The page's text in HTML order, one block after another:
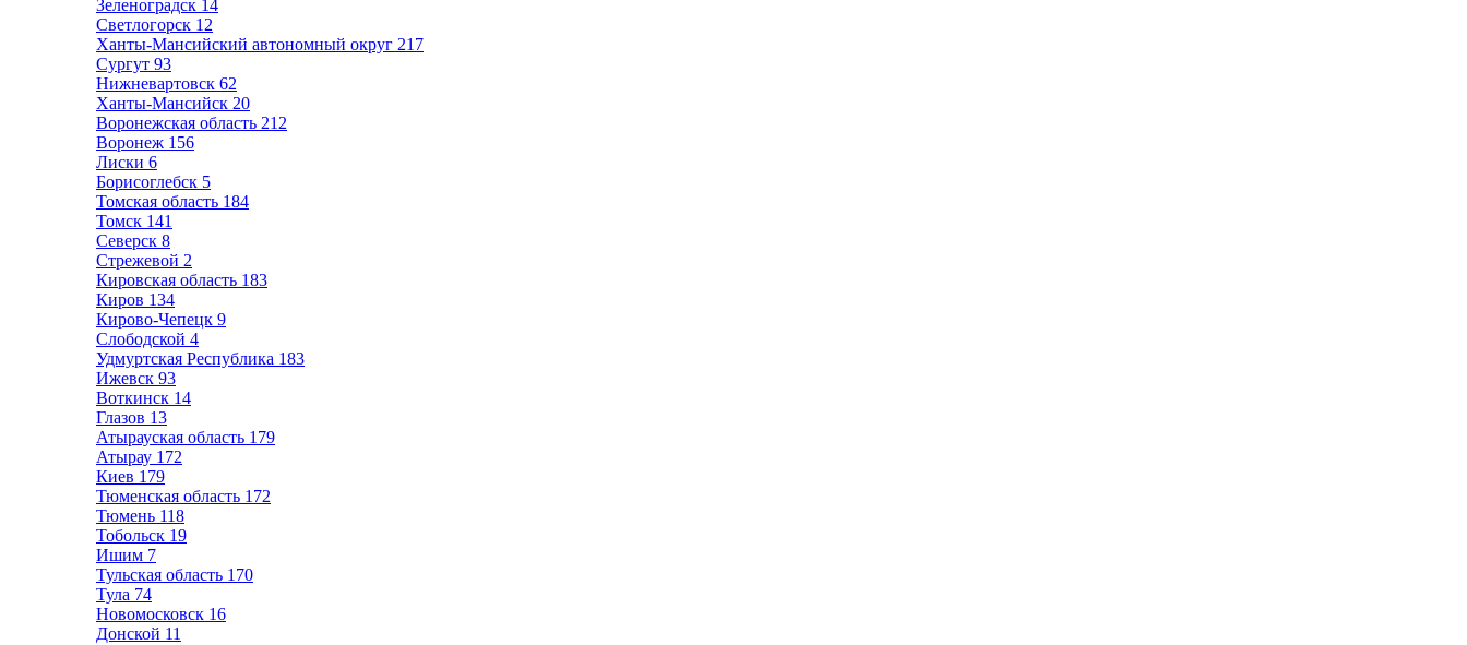
Зеленоградск 14
Светлогорск 12
Ханты-Мансийский автономный округ 217
Сургут 93
Нижневартовск 62
Ханты-Мансийск 20
Воронежская область 212
Воронеж 156
Лиски 6
Борисоглебск 5
Томская область 184
Томск 141
Северск 8
Стрежевой 2
Кировская область 183
Киров 134
Кирово-Чепецк 9
Слободской 4
Удмуртская Республика 183
Ижевск 93
Воткинск 14
Глазов 13
Атырауская область 179
Атырау 172
Киев 179
Тюменская область 172
Тюмень 118
Тобольск 19
Ишим 7
Тульская область 170
Тула 74
Новомосковск 16
Донской 11